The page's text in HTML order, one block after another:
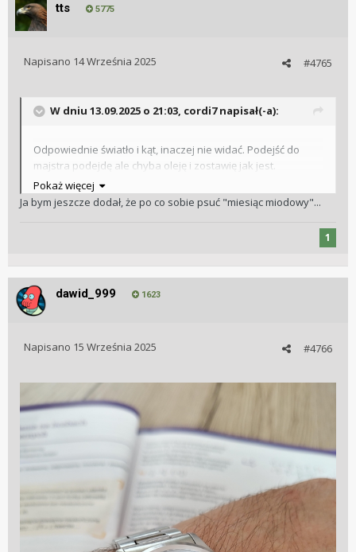
tts 5775
#4765
Napisano 14 Września 2025
W dniu 13.09.2025 o 21:03, cordi7napisał(-a):
Odpowiednie światło i kąt, inaczej nie widać. Podejść do
majstra podejdę ale chyba oleję i zostawię jak jest.
Ryzykować obijanie w wysyłce i ewentualne ponoszenie
kosztów żeby wkrótce zapewne nabawić się kolejnej rysy…
nie ma sensu.
Pokaż więcej
Ja bym jeszcze dodał, że po co sobie psuć "miesiąc miodowy"...
1
dawid_999 1623
#4766
Napisano 15 Września 2025